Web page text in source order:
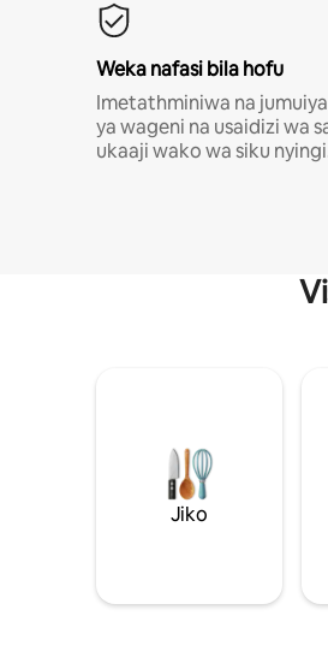
Weka nafasi bila hofu
Imetathminiwa na
ya wageni na usaidizi wa
ukaaji wako wa siku
Jiko